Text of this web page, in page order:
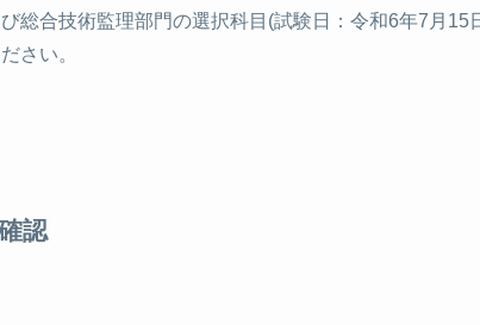
総合技術監理部門の選択科目(試験日：令和6年7月15
さい。
認